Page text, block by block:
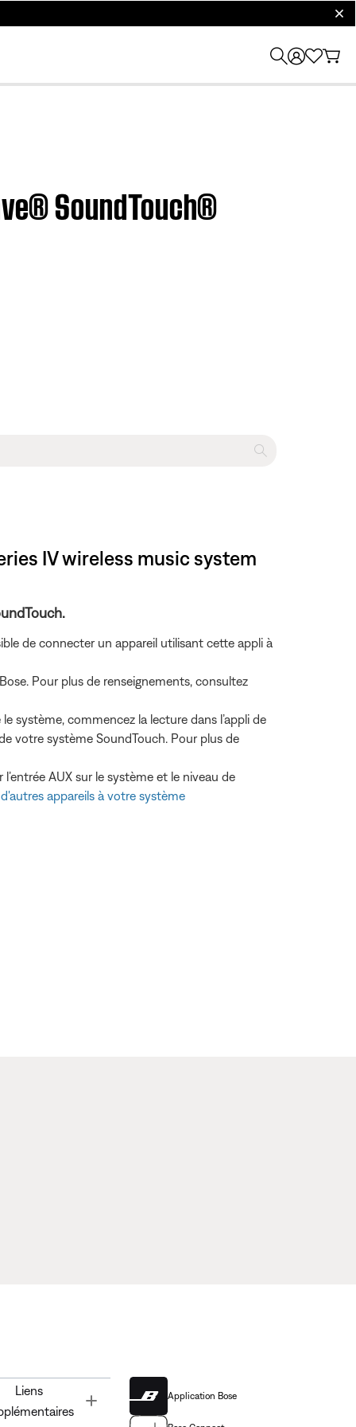
SoundTouch®
IV wireless music system
de connecter un appareil utilisant cette appli à
Pour plus de renseignements, consultez
système, commencez la lecture dans l’appli de
votre système SoundTouch. Pour plus de
AUX sur le système et le niveau de
appareils à votre système
Liens
Application Bose